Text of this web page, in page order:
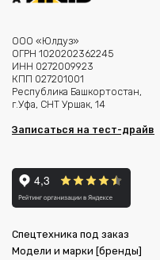
ООО «Юлдуз»
ОГРН 1020202362245
ИНН 0272009923
КПП 027201001
Республика Башкортостан,
г.Уфа, СНТ Уршак, 14
Записаться на тест-драйв
Спецтехника под заказ
Модели и марки [бренды]